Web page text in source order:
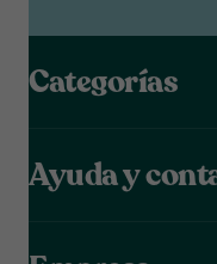
Categorías
Ayuda y